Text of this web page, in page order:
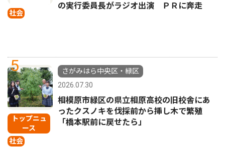
社会
の実行委員長がラジオ出演 ＰＲに奔走
5
トップニュ
ース
社会
さがみはら中央区・緑区
2026.07.30
相模原市緑区の県立相原高校の旧校舎にあ
ったクスノキを伐採前から挿し木で繁殖
「橋本駅前に戻せたら」